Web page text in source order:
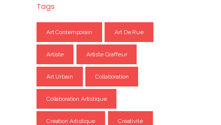
Tags
Art Contemporain Art De Rue
Artiste Artiste Graffeur
Art Urbain Collaboration
Collaboration Artistique
Création Artistique Créativité